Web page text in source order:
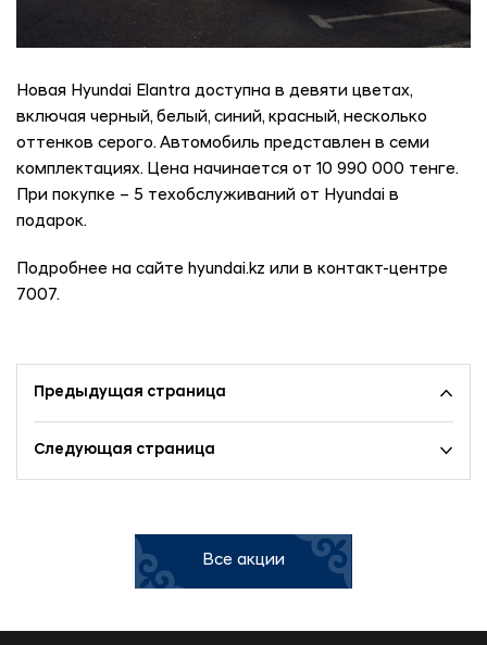
Новая Hyundai Elantra доступна в девяти цветах,
включая черный, белый, синий, красный, несколько
оттенков серого. Автомобиль представлен в семи
комплектациях. Цена начинается от 10 990 000 тенге.
При покупке – 5 техобслуживаний от Hyundai в
подарок.
Подробнее на сайте hyundai.kz или в контакт-центре
7007.
Предыдущая страница
Следующая страница
Все акции